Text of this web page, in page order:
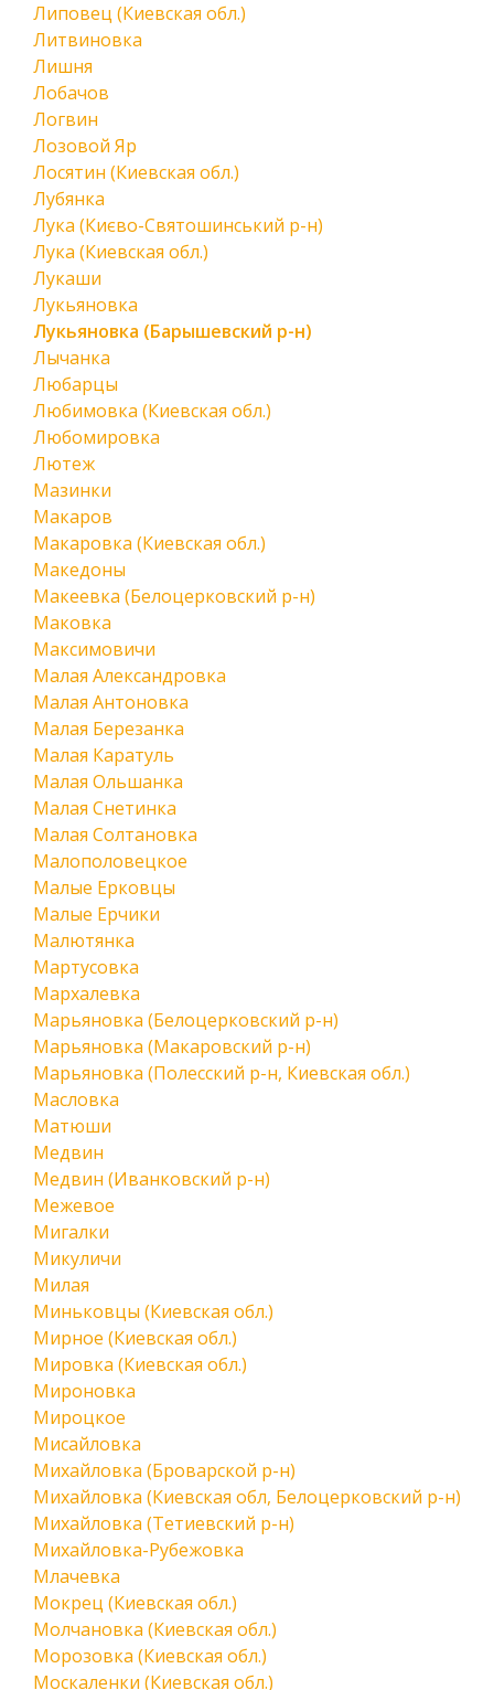
Липовец (Киевская обл.)
Литвиновка
Лишня
Лобачов
Логвин
Лозовой Яр
Лосятин (Киевская обл.)
Лубянка
Лука (Києво-Святошинський р-н)
Лука (Киевская обл.)
Лукаши
Лукьяновка
Лукьяновка (Барышевский р-н)
Лычанка
Любарцы
Любимовка (Киевская обл.)
Любомировка
Лютеж
Мазинки
Макаров
Макаровка (Киевская обл.)
Македоны
Макеевка (Белоцерковский р-н)
Маковка
Максимовичи
Малая Александровка
Малая Антоновка
Малая Березанка
Малая Каратуль
Малая Ольшанка
Малая Снетинка
Малая Солтановка
Малополовецкое
Малые Ерковцы
Малые Ерчики
Малютянка
Мартусовка
Мархалевка
Марьяновка (Белоцерковский р-н)
Марьяновка (Макаровский р-н)
Марьяновка (Полесский р-н, Киевская обл.)
Масловка
Матюши
Медвин
Медвин (Иванковский р-н)
Межевое
Мигалки
Микуличи
Милая
Миньковцы (Киевская обл.)
Мирное (Киевская обл.)
Мировка (Киевская обл.)
Мироновка
Мироцкое
Мисайловка
Михайловка (Броварской р-н)
Михайловка (Киевская обл, Белоцерковский р-н)
Михайловка (Тетиевский р-н)
Михайловка-Рубежовка
Млачевка
Мокрец (Киевская обл.)
Молчановка (Киевская обл.)
Морозовка (Киевская обл.)
Москаленки (Киевская обл.)